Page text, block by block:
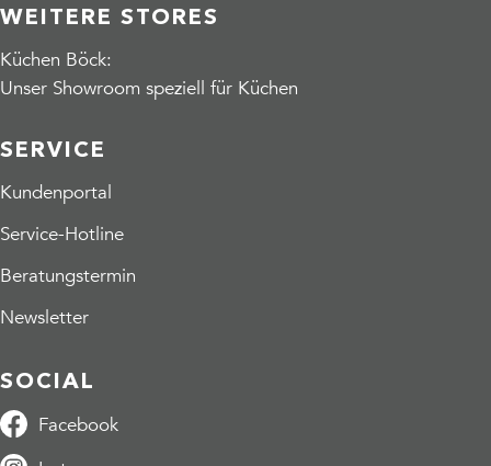
WEITERE STORES
Küchen Böck:
Unser Showroom speziell für Küchen
SERVICE
Kundenportal
Service-Hotline
Beratungstermin
Newsletter
SOCIAL
Facebook